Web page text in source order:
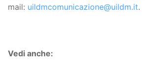
mail: uildmcomunicazione@uildm.it.
Vedi anche: